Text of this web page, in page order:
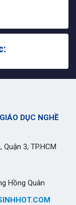
DỤC NGHỀ
3, TP.HCM
Hồng Quân